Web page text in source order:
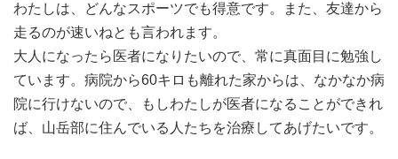
わたしは、どんなスポーツでも得意です。また、友達から
走るのが速いねとも言われます。
大人になったら医者になりたいので、常に真面目に勉強し
ています。病院から60キロも離れた家からは、なかなか病
院に行けないので、もしわたしが医者になることができれ
ば、山岳部に住んでいる人たちを治療してあげたいです。